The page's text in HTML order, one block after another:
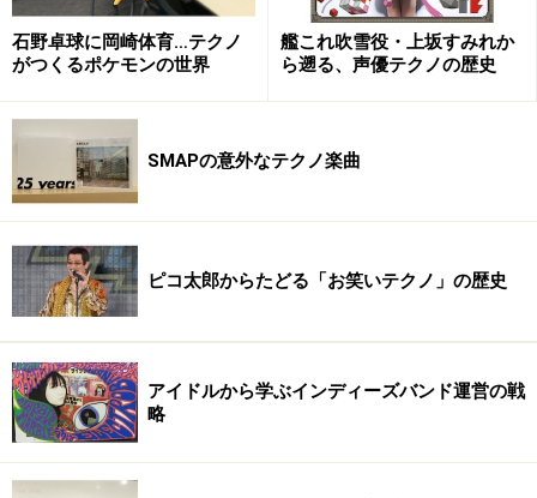
最新アルバム『Frolic』（2005年）に至っては、現状で
は（2006年6月）売っていません。それでも諦めず、私
はスウェーデンの通販レコードショップ、Hot Stuff
Mailorder
で2枚とも買いました。なかなかジャケのアネ
リ姐さん、目が鋭い。こちらにも「You Don't Have To
Change」というロイクソップの二人がプロデュースで参
しめます。ぜひ、日本盤でのリリースをして欲しいです
ね。
◆ANNELI DRECKER.COM
※記事内容は執筆時点のものです。最新の内容をご確認くださ
い。
石野卓球に岡崎体育…テクノ
がつくるポケモンの世界
艦これ吹雪役・上坂すみれか
ら遡る、声優テクノの歴史
SMAPの意外なテクノ楽曲
ピコ太郎からたどる「お笑いテクノ」の歴史
アイドルから学ぶインディーズバンド運営の戦
略